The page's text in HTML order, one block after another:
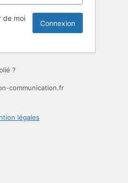
de moi
?
communication.fr
légales